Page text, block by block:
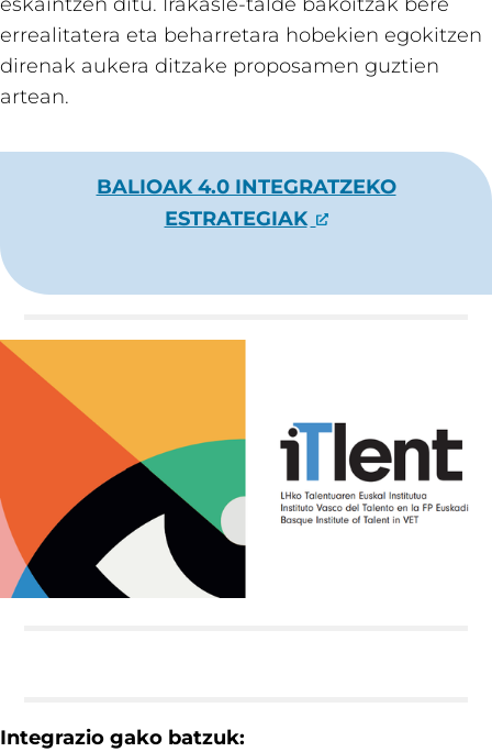
errealitatera eta beharretara hobekien egokitzen
direnak aukera ditzake proposamen guztien
artean.
BALIOAK 4.0 INTEGRATZEKO
ESTRATEGIAK
Integrazio gako batzuk: